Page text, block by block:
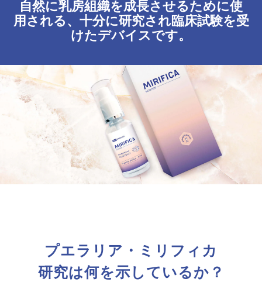
自然に乳房組織を成長させるために使
用される、十分に研究され臨床試験を受
けたデバイスです。
プエラリア・ミリフィカ
研究は何を示しているか？